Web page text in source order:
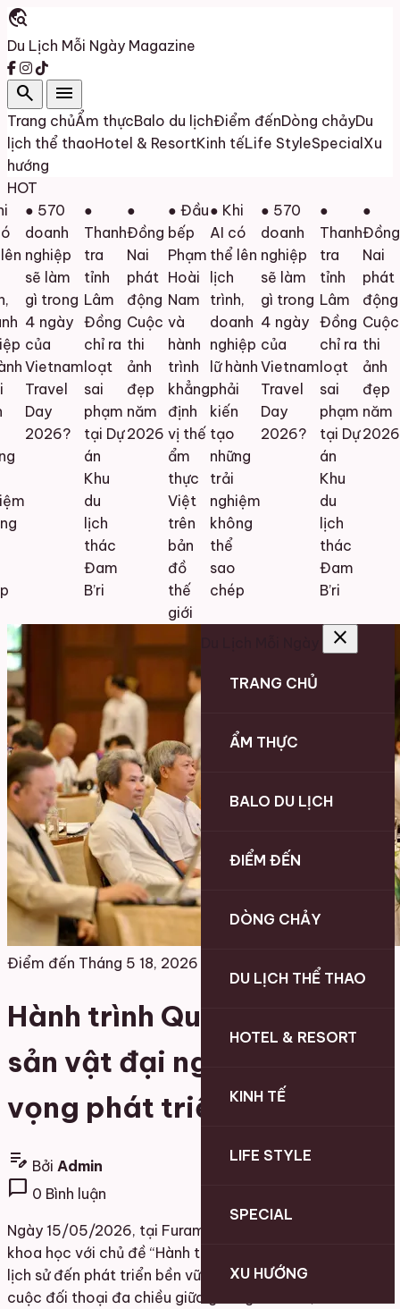
travel_explore
Du Lịch Mỗi Ngày Magazine
search menu
Trang chủẨm thựcBalo du lịchĐiểm đếnDòng chảyDu
lịch thể thaoHotel & ResortKinh tếLife StyleSpecial Xu
hướng
HOT
● 570
doanh
nghiệp
sẽ làm
gì trong
4 ngày
của
Vietnam
Travel
Day
2026?
Thanh
tra
tỉnh
Lâm
Đồng
chỉ ra
loạt
sai
phạm
tại Dự
án
Khu
du
lịch
thác
Đam
B’ri
Đồng
Nai
phát
động
Cuộc
thi
ảnh
đẹp
năm
2026
● Đầu
bếp
Phạm
Hoài
Nam
và
hành
trình
khẳng
định
vị thế
ẩm
thực
Việt
trên
bản
đồ
thế
giới
● Khi
AI có
thể lên
lịch
trình,
doanh
nghiệp
lữ hành
phải
kiến
tạo
những
trải
nghiệm
không
thể
sao
chép
● 570
doanh
nghiệp
sẽ làm
gì trong
4 ngày
của
Vietnam
Travel
Day
2026?
Thanh
tra
tỉnh
Lâm
Đồng
chỉ ra
loạt
sai
phạm
tại Dự
án
Khu
du
lịch
thác
Đam
B’ri
Đồng
Nai
phát
động
Cuộc
thi
ảnh
đẹp
năm
2026
close
TRANG CHỦ
ẨM THỰC
BALO DU LỊCH
ĐIỂM ĐẾN
DÒNG CHẢY
DU LỊCH THỂ THAO
HOTEL & RESORT
KINH TẾ
LIFE STYLE
SPECIAL
XU HƯỚNG
Điểm đến Tháng 5 18, 2026
Hành trình Quế Trà My: Từ
sản vật đại ngàn đến khát
vọng phát triển bền vững
edit_note Bởi Admin
chat_bubble 0 Bình luận
Ngày 15/05/2026, tại Furama Resort Đà Nẵng, hội thảo
khoa học với chủ đề “Hành trình Quế Trà My – Từ giá trị
lịch sử đến phát triển bền vững”
đã diễn ra, mở ra một
cuộc đối thoại đa chiều giữa giới nghiên cứu, chính